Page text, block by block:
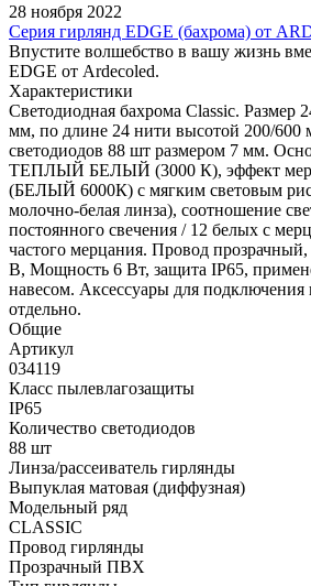
28 ноября 2022
Серия гирлянд EDGE (бахрома) от
Впустите волшебство в вашу жизнь
EDGE от Ardecoled.
Характеристики
Светодиодная бахрома Classic. Размер
мм, по длине 24 нити высотой 200/600
светодиодов 88 шт размером 7 мм.
ТЕПЛЫЙ БЕЛЫЙ (3000 К), эффект
(БЕЛЫЙ 6000К) с мягким световым
молочно-белая линза), соотношение
постоянного свечения / 12 белых с
частого мерцания. Провод
В, Мощность 6 Вт, защита IP65,
навесом. Аксессуары для подключения
отдельно.
Общие
Артикул
034119
Класс пылевлагозащиты
IP65
Количество светодиодов
88 шт
Линза/рассеиватель гирлянды
Выпуклая матовая (диффузная)
Модельный ряд
CLASSIC
Провод гирлянды
Прозрачный ПВХ